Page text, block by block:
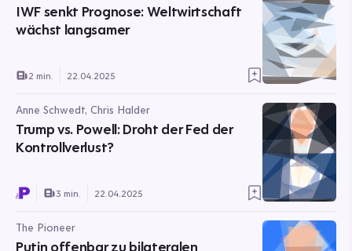
IWF senkt Prognose: Weltwirtschaft
wächst langsamer
2 min. 22.04.2025
Anne Schwedt, Chris Halder
Trump vs. Powell: Droht der Fed der
Kontrollverlust?
3 min. 22.04.2025
The Pioneer
Putin offenbar zu bilateralen